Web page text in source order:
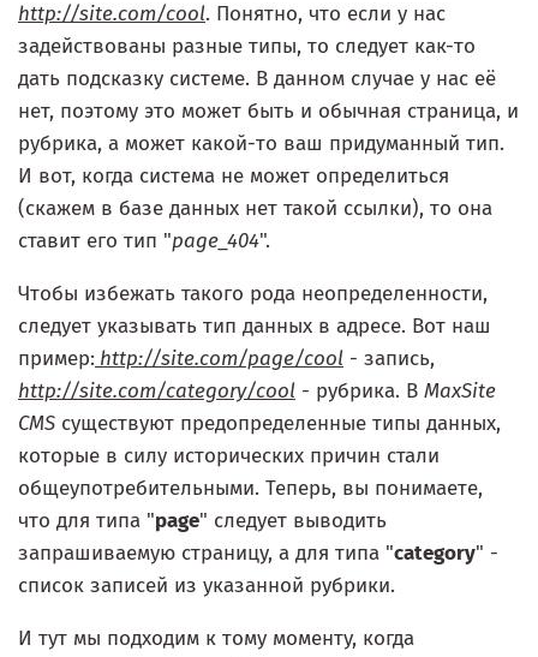
http://site.com/cool. Понятно, что если у нас
задействованы разные типы, то следует как-то
дать подсказку системе. В данном случае у нас её
нет, поэтому это может быть и обычная страница, и
рубрика, а может какой-то ваш придуманный тип.
И вот, когда система не может определиться
(скажем в базе данных нет такой ссылки), то она
ставит его тип "page_404".
Чтобы избежать такого рода неопределенности,
следует указывать тип данных в адресе. Вот наш
пример: http://site.com/page/cool - запись,
http://site.com/category/cool - рубрика. В MaxSite
CMS существуют предопределенные типы данных,
которые в силу исторических причин стали
общеупотребительными. Теперь, вы понимаете,
что для типа "page" следует выводить
запрашиваемую страницу, а для типа "category" -
список записей из указанной рубрики.
И тут мы подходим к тому моменту, когда